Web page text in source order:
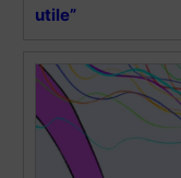
utile”